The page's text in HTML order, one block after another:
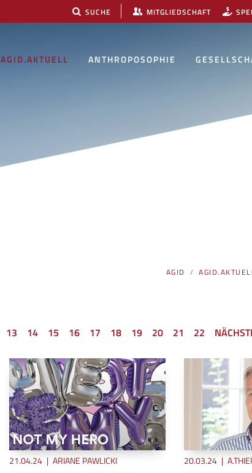
SUCHE MITGLIEDSCHAFT
AGID.AKTUELL ANTHROPOSOPHIE
AGID
13 14 15 16 17 18 19 20 21 22
21.04.24 | ARIANE PAWLICKI 20.03.24 |